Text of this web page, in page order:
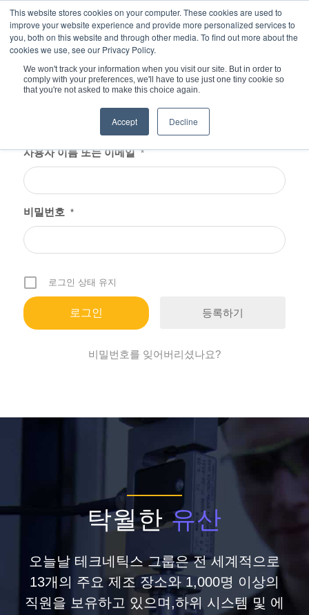
This website stores cookies on your computer. These cookies are used to
improve your website experience and provide more personalized services to
you, both on this website and through other media. To find out more about the
cookies we use, see our Privacy Policy.
We won't track your information when you visit our site. But in order to
comply with your preferences, we'll have to use just one tiny cookie so
that you're not asked to make this choice again.
Accept Decline
현재 위치: 홈 / 로그인
사용자 이름 또는 이메일 *
비밀번호 *
로그인 상태 유지
등록하기
비밀번호를 잊어버리셨나요?
탁월한유산
오늘날 테크네틱스 그룹은 전 세계적으로
13개의 주요 제조 장소와 1,000명 이상의
직원을 보유하고 있으며,하위 시스템 및 에